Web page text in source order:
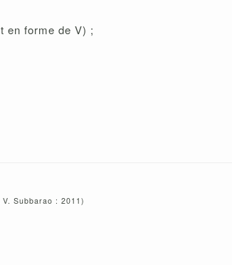
en forme de V) ;
Subbarao : 2011)